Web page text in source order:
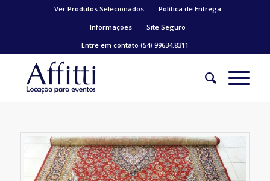
Ver Produtos Selecionados
Política de Entrega
Informações
Site Seguro
Entre em contato (54) 99634.8311